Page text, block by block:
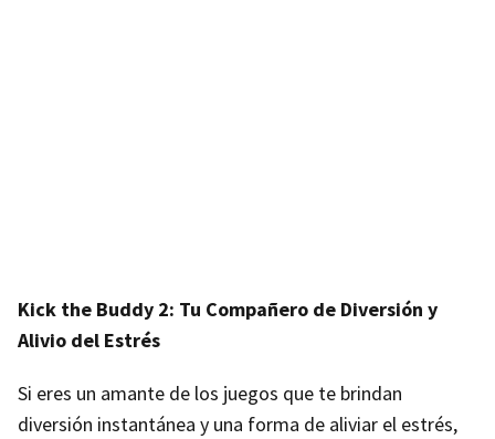
Kick the Buddy 2: Tu Compañero de Diversión y
Alivio del Estrés
Si eres un amante de los juegos que te brindan
diversión instantánea y una forma de aliviar el estrés,